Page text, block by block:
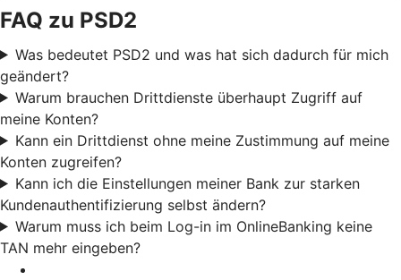
FAQ zu PSD2
Was bedeutet PSD2 und was hat sich dadurch für mich
geändert?
Warum brauchen Drittdienste überhaupt Zugriff auf
meine Konten?
Kann ein Drittdienst ohne meine Zustimmung auf meine
Konten zugreifen?
Kann ich die Einstellungen meiner Bank zur starken
Kundenauthentifizierung selbst ändern?
Warum muss ich beim Log-in im OnlineBanking keine
TAN mehr eingeben?